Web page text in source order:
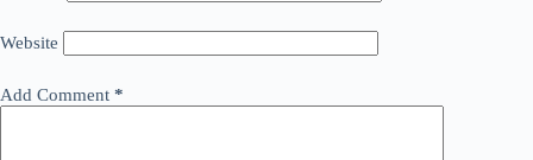
Website
Add Comment *